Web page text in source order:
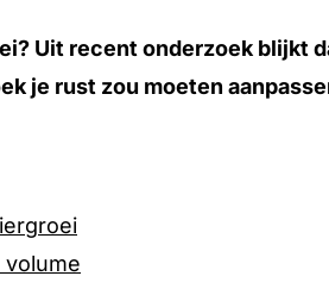
Uit recent onderzoek blijkt
je rust zou moeten